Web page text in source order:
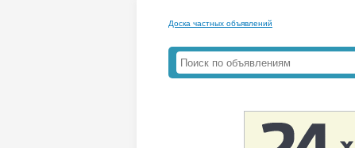
Доска частных объявлений